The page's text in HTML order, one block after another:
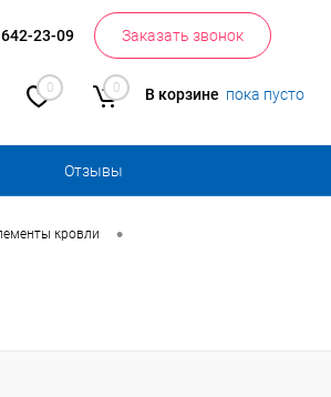
23-09 Заказать звонок
0 0 В корзине пока пусто
Отзывы
кровли •